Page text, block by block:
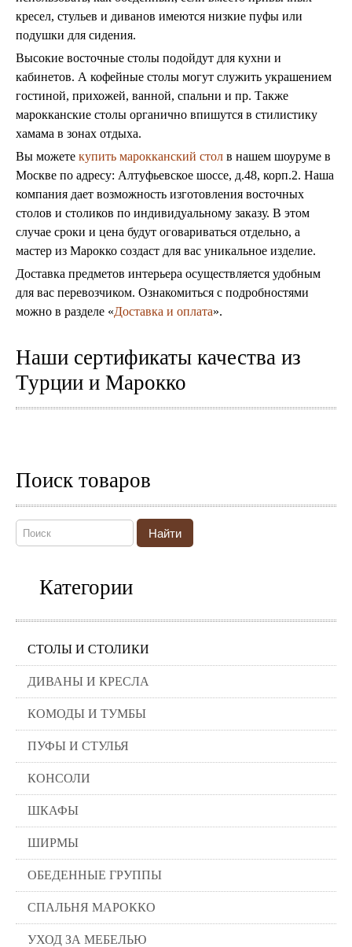
кресел, стульев и диванов имеются низкие пуфы или
подушки для сидения.
Высокие восточные столы подойдут для кухни и
кабинетов. А кофейные столы могут служить украшением
гостиной, прихожей, ванной, спальни и пр. Также
марокканские столы органично впишутся в стилистику
хамама в зонах отдыха.
Вы можете купить марокканский стол в нашем шоуруме в
Москве по адресу: Алтуфьевское шоссе, д.48, корп.2. Наша
компания дает возможность изготовления восточных
столов и столиков по индивидуальному заказу. В этом
случае сроки и цена будут оговариваться отдельно, а
мастер из Марокко создаст для вас уникальное изделие.
Доставка предметов интерьера осуществляется удобным
для вас перевозчиком. Ознакомиться с подробностями
можно в разделе «Доставка и оплата».
Наши сертификаты качества из
Турции и Марокко
Поиск товаров
Найти
Категории
СТОЛЫ И СТОЛИКИ
ДИВАНЫ И КРЕСЛА
КОМОДЫ И ТУМБЫ
ПУФЫ И СТУЛЬЯ
КОНСОЛИ
ШКАФЫ
ШИРМЫ
ОБЕДЕННЫЕ ГРУППЫ
СПАЛЬНЯ МАРОККО
УХОД ЗА МЕБЕЛЬЮ